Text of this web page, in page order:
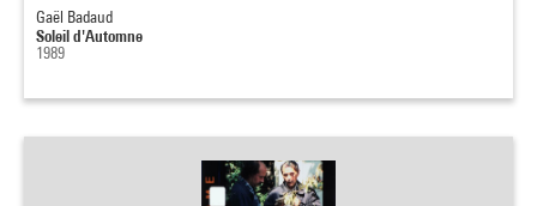
Gaël Badaud
Soleil d'Automne
1989